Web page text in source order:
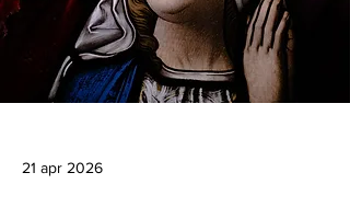
21 apr 2026